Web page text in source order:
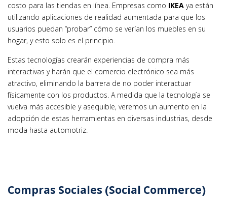
costo para las tiendas en línea. Empresas como IKEA ya están
utilizando aplicaciones de realidad aumentada para que los
usuarios puedan “probar” cómo se verían los muebles en su
hogar, y esto solo es el principio.
Estas tecnologías crearán experiencias de compra más
interactivas y harán que el comercio electrónico sea más
atractivo, eliminando la barrera de no poder interactuar
físicamente con los productos. A medida que la tecnología se
vuelva más accesible y asequible, veremos un aumento en la
adopción de estas herramientas en diversas industrias, desde
moda hasta automotriz.
Compras Sociales (Social Commerce)